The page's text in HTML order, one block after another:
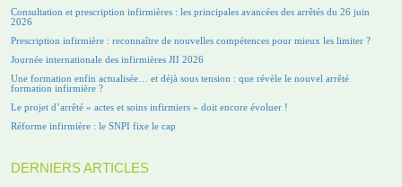
Consultation et prescription infirmières : les principales avancées des arrêtés du 26 juin
2026
Prescription infirmière : reconnaître de nouvelles compétences pour mieux les limiter ?
Journée internationale des infirmières JII 2026
Une formation enfin actualisée… et déjà sous tension : que révèle le nouvel arrêté
formation infirmière ?
Le projet d’arrêté « actes et soins infirmiers » doit encore évoluer !
Réforme infirmière : le SNPI fixe le cap
DERNIERS ARTICLES